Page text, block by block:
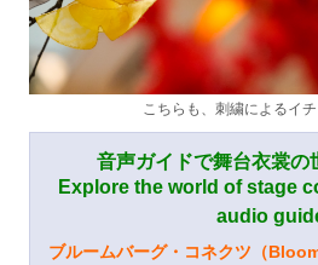
こちらも、刺繍によるイ
音声ガイドで舞台衣裳の
Explore the world of stage
audio
ブルームバーグ・コネクツ（